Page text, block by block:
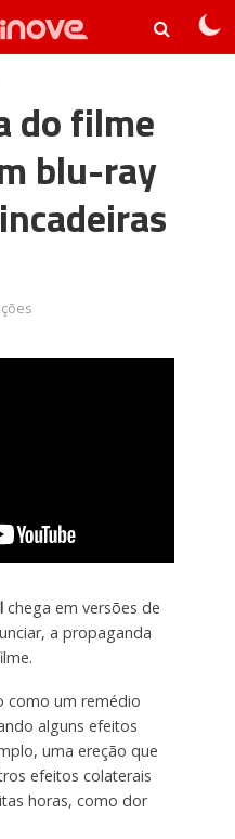
do filme
blu-ray
chega em versões de
a propaganda
como um remédio
alguns efeitos
uma ereção que
efeitos colaterais
horas, como dor